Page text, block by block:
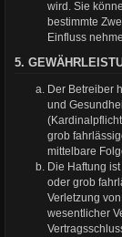
wird. Sie
bestimmte
Einfluss
5.
Der Betreiber
und
grob
mittelbare
Die Haftung
oder grob
Verletzung
wesentlicher